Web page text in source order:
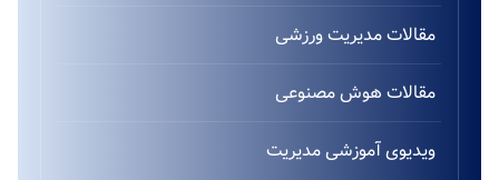
مقالات مدیریت ورزشی
مقالات هوش مصنوعی
ویدیوی آموزشی مدیریت